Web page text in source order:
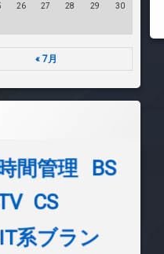
26 27 28 29 30
« 7月
間管理
BS
CS
系ブラン